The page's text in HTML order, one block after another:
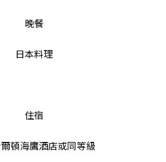
晚餐
日本料理
住宿
頓海鷹酒店或同等級